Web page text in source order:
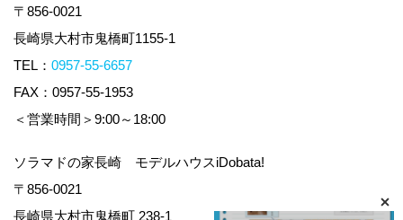
〒856-0021
長崎県大村市鬼橋町1155-1
TEL： 0957-55-6657
FAX：0957-55-1953
＜営業時間＞9:00～18:00
ソラマドの家長崎 モデルハウスiDobata!
〒856-0021
長崎県大村市鬼橋町 238-1